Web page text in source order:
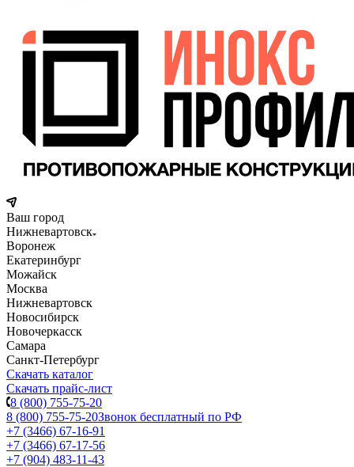
Ваш город
Нижневартовск
Воронеж
Екатеринбург
Можайск
Москва
Нижневартовск
Новосибирск
Новочеркасск
Самара
Санкт-Петербург
Скачать каталог
Скачать прайс-лист
8 (800) 755-75-20
8 (800) 755-75-20Звонок бесплатный по РФ
+7 (3466) 67-16-91
+7 (3466) 67-17-56
+7 (904) 483-11-43